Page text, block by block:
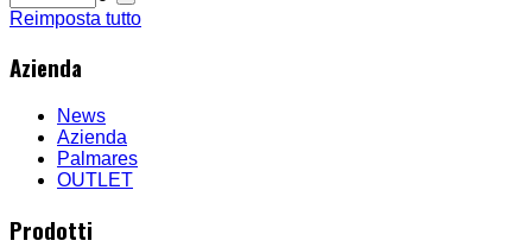
Reimposta tutto
Azienda
News
Azienda
Palmares
OUTLET
Prodotti